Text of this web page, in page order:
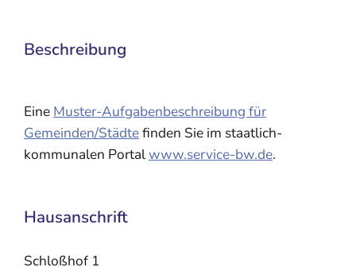
Beschreibung
Eine Muster-Aufgabenbeschreibung für
Gemeinden/Städtefinden Sie im staatlich-
kommunalen Portalwww.service-bw.de.
Hausanschrift
Schloßhof 1